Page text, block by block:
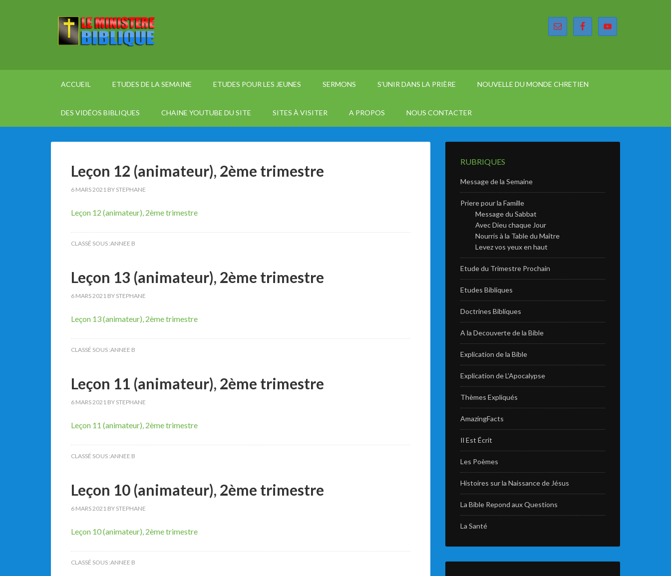
ACCUEIL ETUDES DE LA SEMAINE ETUDES POUR LES JEUNES SERMONS S’UNIR DANS LA PRIÈRE NOUVELLE DU MONDE CHRETIEN
DES VIDÉOS BIBLIQUES CHAINE YOUTUBE DU SITE SITES À VISITER A PROPOS NOUS CONTACTER
Leçon 12 (animateur), 2ème trimestre
6 MARS 2021 BY STEPHANE
Leçon 12 (animateur), 2ème trimestre
CLASSÉ SOUS :ANNEE B
Leçon 13 (animateur), 2ème trimestre
6 MARS 2021 BY STEPHANE
Leçon 13 (animateur), 2ème trimestre
CLASSÉ SOUS :ANNEE B
Leçon 11 (animateur), 2ème trimestre
6 MARS 2021 BY STEPHANE
Leçon 11 (animateur), 2ème trimestre
CLASSÉ SOUS :ANNEE B
Leçon 10 (animateur), 2ème trimestre
6 MARS 2021 BY STEPHANE
Leçon 10 (animateur), 2ème trimestre
CLASSÉ SOUS :ANNEE B
RUBRIQUES
Message de la Semaine
Priere pour la Famille
Message du Sabbat
Avec Dieu chaque Jour
Nourris à la Table du Maître
Levez vos yeux en haut
Etude du Trimestre Prochain
Etudes Bibliques
Doctrines Bibliques
A la Decouverte de la Bible
Explication de la Bible
Explication de L’Apocalypse
Thèmes Expliqués
AmazingFacts
Il Est Écrit
Les Poèmes
Histoires sur la Naissance de Jésus
La Bible Repond aux Questions
La Santé